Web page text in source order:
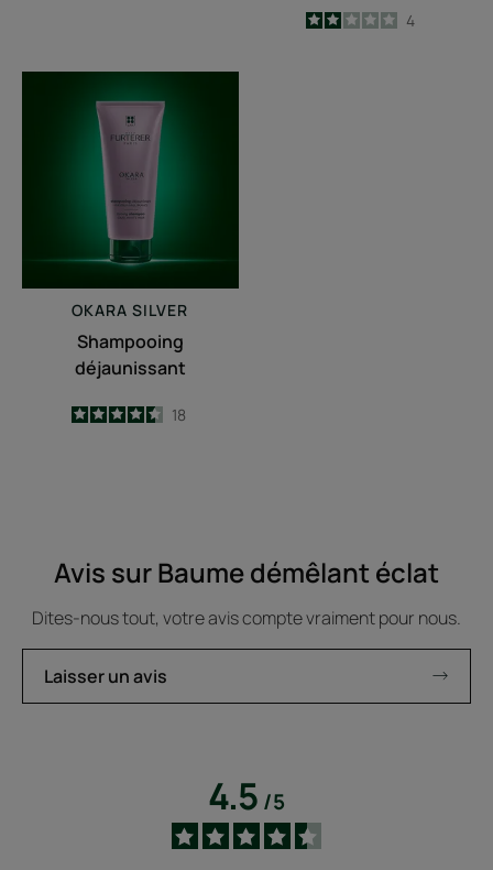
2
/5
4
déjaunissant
OKARA SILVER
Shampooing
déjaunissant
4.5
/5
18
Avis sur Baume démêlant éclat
Dites-nous tout, votre avis compte vraiment pour nous.
Laisser un avis
4.5/5